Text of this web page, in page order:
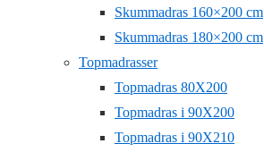
Skummadras 160×200 cm
Skummadras 180×200 cm
Topmadrasser
Topmadras 80X200
Topmadras i 90X200
Topmadras i 90X210